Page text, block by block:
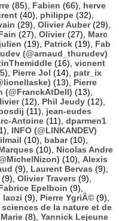
(85), Fabien (66), herve
(40), philippe (32),
(29), Olivier Auber(29),
(27), Olivier(27), Marc
julien (19), Patrick (19), Fab
(@arnaud_thurudev)
(16), vicnent
Pierre Jol (14), patr_ix
(13), Pierre
(@FranckAtDell) (13),
(12), Phil Jeudy (12),
(11), jean-eudes
Antoine (11), dparmen1
INFO (@LINKANDEV)
(10), babar(10),
(10), Nicolas Andre
(10), Alexis
(9), Laurent Bervas (9),
(9), Olivier Travers (9),
Epelboin (9),
laozi (9), Pierre YgriÃ© (9),
de la nature et de
Marie (8), Yannick Lejeune